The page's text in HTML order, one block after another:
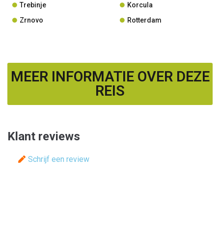
Trebinje
Korcula
Zrnovo
Rotterdam
MEER INFORMATIE OVER DEZE
REIS
Klant reviews
Schrijf een review